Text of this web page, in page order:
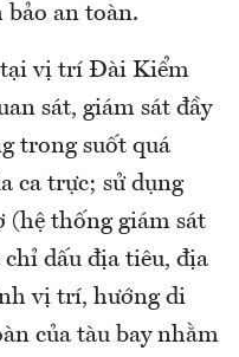
bảo an toàn.
tại vị trí Đài Kiểm
sát, giám sát đầy
trong suốt quá
ca trực; sử dụng
(hệ thống giám sát
dấu địa tiêu, địa
vị trí, hướng di
của tàu bay nhằm